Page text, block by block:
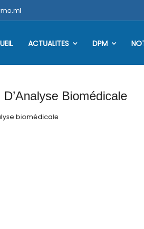
ACTUALITES DPM
Biomédicale
biomédicale